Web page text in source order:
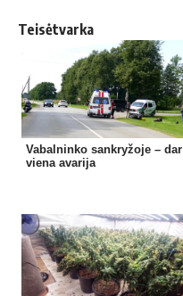
Teisėtvarka
Vabalninko sankryžoje – dar
viena avarija